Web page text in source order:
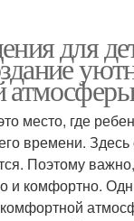
для
атмосферы
место, где
времени. Здесь
Поэтому
и комфортно.